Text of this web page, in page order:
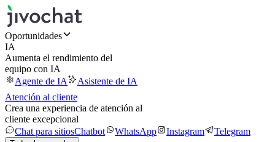
Oportunidades
IA
Aumenta el rendimiento del
equipo con IA
Agente de IA
Asistente de IA
Atención al cliente
Crea una experiencia de atención al
cliente excepcional
Chat para sitiosChatbot WhatsApp Instagram Telegram